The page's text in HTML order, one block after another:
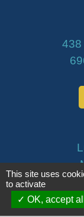
438
This site uses
to activate
OK, accept all